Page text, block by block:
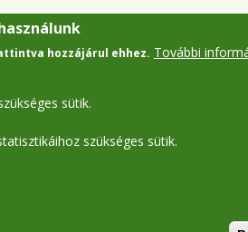
hozzájárul ehhez. További
sütik.
szükséges sütik.